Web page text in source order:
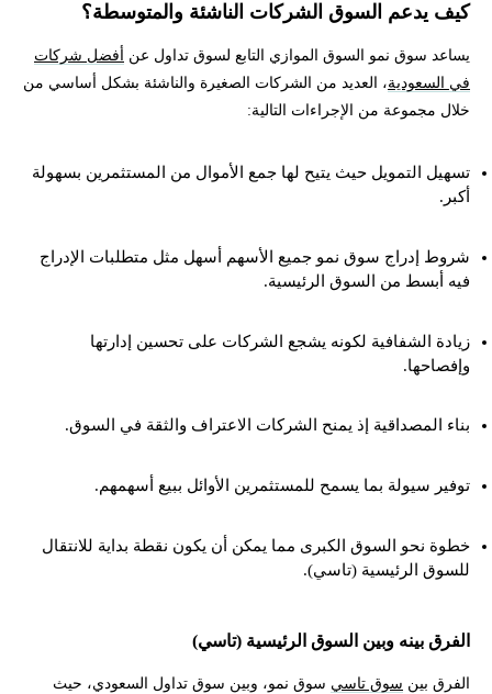
كيف يدعم السوق الشركات الناشئة والمتوسطة؟
يساعد سوق نمو السوق الموازي التابع لسوق تداول عن أفضل شركات
في السعودية، العديد من الشركات الصغيرة والناشئة بشكل أساسي من
خلال مجموعة من الإجراءات التالية:
تسهيل التمويل حيث يتيح لها جمع الأموال من المستثمرين بسهولة
أكبر.
شروط إدراج سوق نمو جميع الأسهم أسهل مثل متطلبات الإدراج
فيه أبسط من السوق الرئيسية.
زيادة الشفافية لكونه يشجع الشركات على تحسين إدارتها
وإفصاحها.
بناء المصداقية إذ يمنح الشركات الاعتراف والثقة في السوق.
توفير سيولة بما يسمح للمستثمرين الأوائل ببيع أسهمهم.
خطوة نحو السوق الكبرى مما يمكن أن يكون نقطة بداية للانتقال
للسوق الرئيسية (تاسي).
الفرق بينه وبين السوق الرئيسية (تاسي)
الفرق بين سوق تاسي سوق نمو، وبين سوق تداول السعودي، حيث